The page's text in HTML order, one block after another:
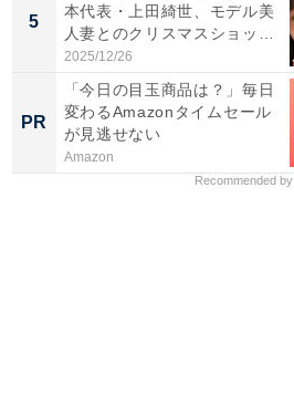
5
本代表・上田綺世、モデル美
人妻とのクリスマスショット
に...
2025/12/26
PR
「今日の目玉商品は？」毎日
変わるAmazonタイムセール
が見逃せない
Amazon
Recommended by